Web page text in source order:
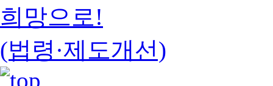
희망으로!
(법령·제도개선)